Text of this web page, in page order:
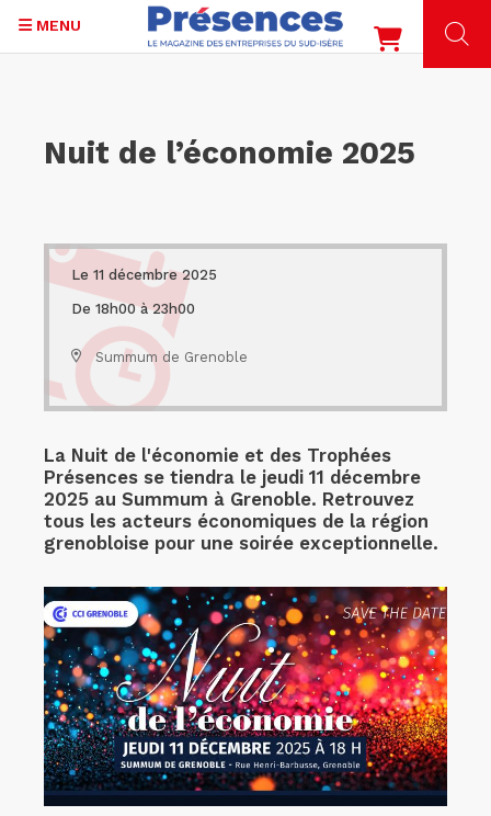
principal
MENU
Nuit de l’économie 2025
Le 11 décembre 2025
De 18h00 à 23h00
Summum de Grenoble
La Nuit de l'économie et des Trophées
Présences se tiendra le jeudi 11 décembre
2025 au Summum à Grenoble. Retrouvez
tous les acteurs économiques de la région
grenobloise pour une soirée exceptionnelle.